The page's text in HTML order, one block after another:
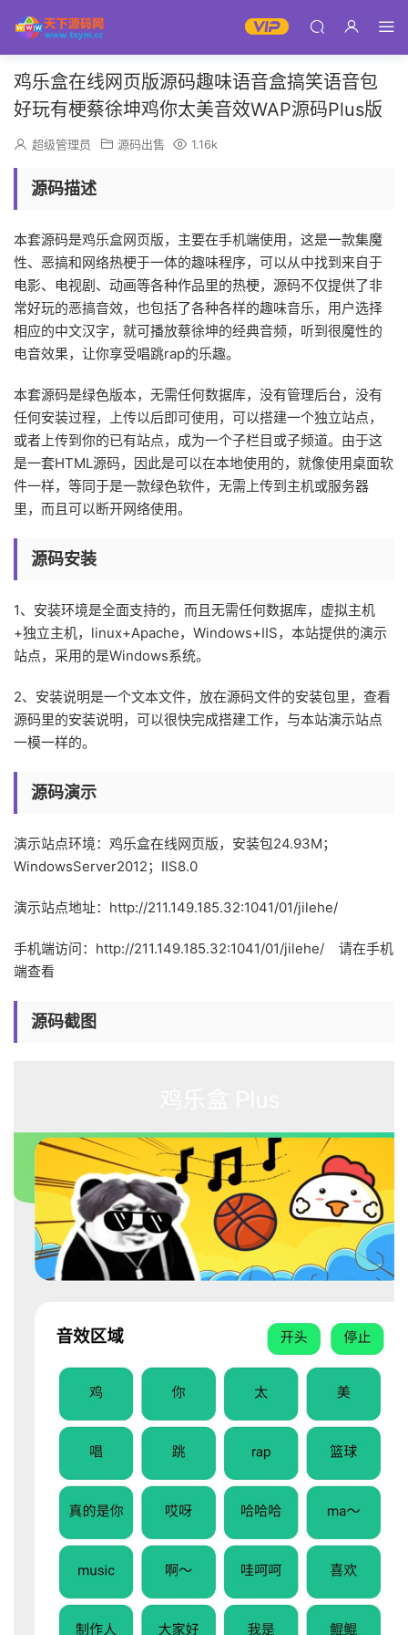
鸡乐盒在线网页版源码趣味语音盒搞笑语音包
好玩有梗蔡徐坤鸡你太美音效WAP源码Plus版
超级管理员 源码出售 1.16k
源码描述
本套源码是鸡乐盒网页版，主要在手机端使用，这是一款集魔
性、恶搞和网络热梗于一体的趣味程序，可以从中找到来自于
电影、电视剧、动画等各种作品里的热梗，源码不仅提供了非
常好玩的恶搞音效，也包括了各种各样的趣味音乐，用户选择
相应的中文汉字，就可播放蔡徐坤的经典音频，听到很魔性的
电音效果，让你享受唱跳rap的乐趣。
本套源码是绿色版本，无需任何数据库，没有管理后台，没有
任何安装过程，上传以后即可使用，可以搭建一个独立站点，
或者上传到你的已有站点，成为一个子栏目或子频道。由于这
是一套HTML源码，因此是可以在本地使用的，就像使用桌面软
件一样，等同于是一款绿色软件，无需上传到主机或服务器
里，而且可以断开网络使用。
源码安装
1、安装环境是全面支持的，而且无需任何数据库，虚拟主机
+独立主机，linux+Apache，Windows+IIS，本站提供的演示
站点，采用的是Windows系统。
2、安装说明是一个文本文件，放在源码文件的安装包里，查看
源码里的安装说明，可以很快完成搭建工作，与本站演示站点
一模一样的。
源码演示
演示站点环境：鸡乐盒在线网页版，安装包24.93M；
WindowsServer2012；IIS8.0
演示站点地址：http://211.149.185.32:1041/01/jilehe/
手机端访问：http://211.149.185.32:1041/01/jilehe/ 请在手机
端查看
源码截图